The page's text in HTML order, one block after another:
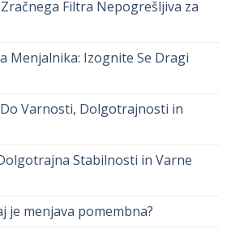
Filtra Nepogrešljiva za
Menjalnika: Izognite Se Dragi
Varnosti, Dolgotrajnosti in
Stabilnosti in Varne
je menjava pomembna?